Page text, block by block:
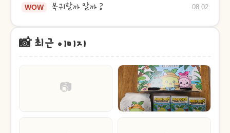
WOW 복귀할까 말까 ? 08.02
📸 최근 이미지
📷